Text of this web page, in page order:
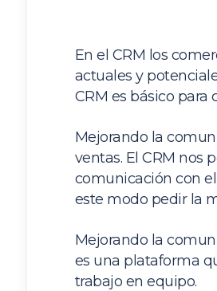
En el CRM los
actuales y
CRM es básico
Mejorando la
ventas. El CRM nos
comunicación con
este modo pedir la
Mejorando la
es una plataforma
trabajo en equipo.